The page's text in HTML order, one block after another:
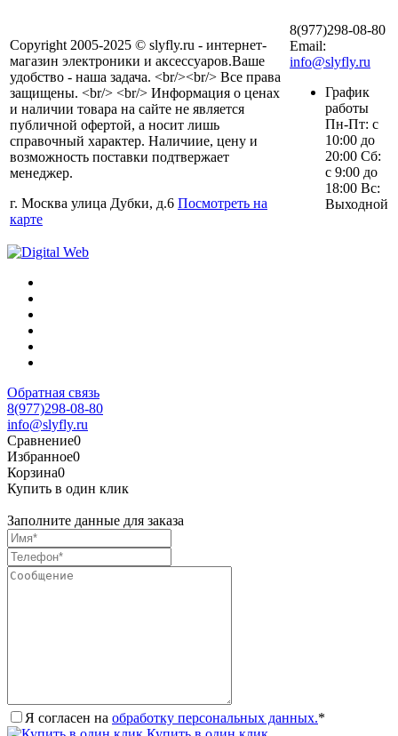
Copyright 2005-2025 © slyfly.ru - интернет-
магазин электроники и аксессуаров.Ваше
удобство - наша задача. <br/><br/> Все права
защищены. <br/> <br/> Информация о ценах
и наличии товара на сайте не является
публичной офертой, а носит лишь
справочный характер. Наличиие, цену и
возможность поставки подтвержает
менеджер.
г. Москва улица Дубки, д.6 Посмотреть на
карте
8(977)298-08-80
Email:
info@slyfly.ru
График
работы
Пн-Пт: с
10:00 до
20:00 Сб:
с 9:00 до
18:00 Вс:
Выходной
Обратная связь
8(977)298-08-80
info@slyfly.ru
Сравнение0
Избранное0
Корзина0
Купить в один клик
Заполните данные для заказа
Я согласен на обработку персональных данных.*